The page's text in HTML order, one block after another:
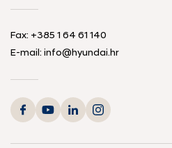
Fax: +385 1 64 61 140
E-mail: info@hyundai.hr